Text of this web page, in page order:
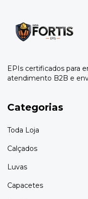
EPIs certificados para
atendimento B2B e
Categorias
Toda Loja
Calçados
Luvas
Capacetes